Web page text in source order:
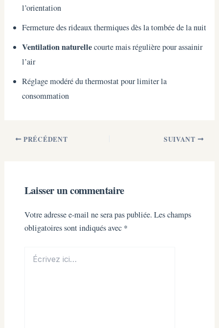
l’orientation
Fermeture des rideaux thermiques dès la tombée de la nuit
Ventilation naturellecourte mais régulière pour assainir
l’air
Réglage modéré du thermostat pour limiter la
consommation
PRÉCÉDENT SUIVANT
Laisser un commentaire
Votre adresse e-mail ne sera pas publiée. Les champs
obligatoires sont indiqués avec *
ici…